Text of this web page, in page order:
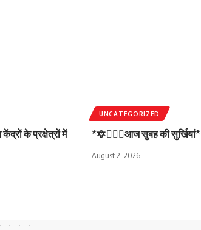
के प्रक्षेत्रों में
UNCATEGORIZED
*🔯💁🏻‍♂️आज सुबह की सुर्खियां*
August 2, 2026